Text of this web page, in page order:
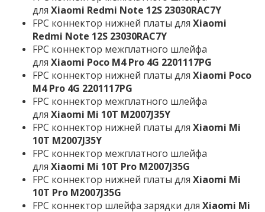
для Xiaomi Redmi Note 12S 23030RAC7Y
FPC коннектор нижней платы для Xiaomi
Redmi Note 12S 23030RAC7Y
FPC коннектор межплатного шлейфа
для Xiaomi Poco M4 Pro 4G 2201117PG
FPC коннектор нижней платы для Xiaomi Poco
M4 Pro 4G 2201117PG
FPC коннектор межплатного шлейфа
для Xiaomi Mi 10T M2007J35Y
FPC коннектор нижней платы для Xiaomi Mi
10T M2007J35Y
FPC коннектор межплатного шлейфа
для Xiaomi Mi 10T Pro M2007J35G
FPC коннектор нижней платы для Xiaomi Mi
10T Pro M2007J35G
FPC коннектор шлейфа зарядки для Xiaomi Mi